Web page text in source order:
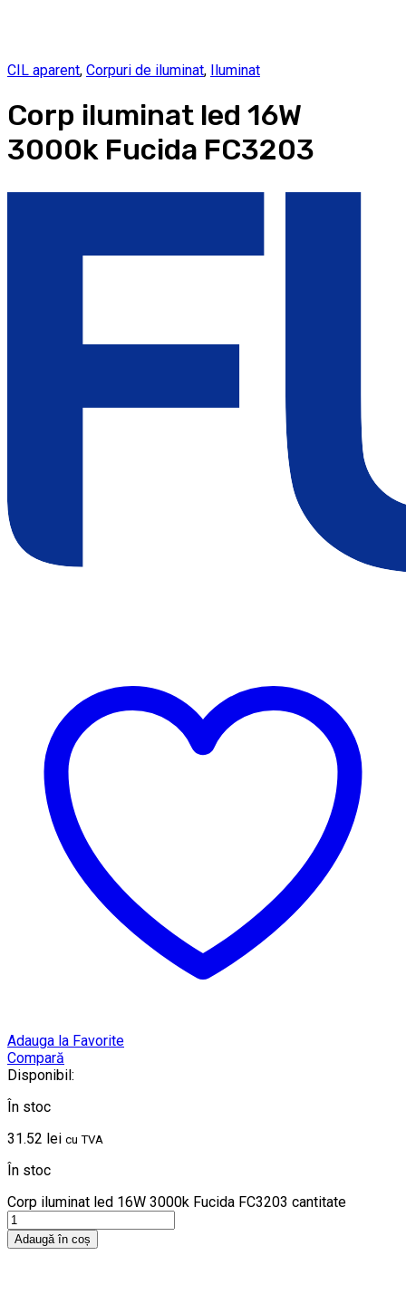
CIL aparent, Corpuri de iluminat, Iluminat
Corp iluminat led 16W
3000k Fucida FC3203
Adauga la Favorite
Compară
Disponibil:
În stoc
31.52 lei cu TVA
În stoc
Corp iluminat led 16W 3000k Fucida FC3203 cantitate
Adaugă în coș